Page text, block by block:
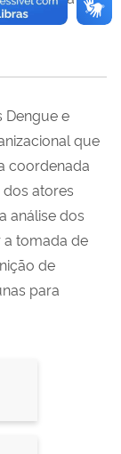
Dengue e
que
coordenada
atores
análise dos
a tomada de
de
para